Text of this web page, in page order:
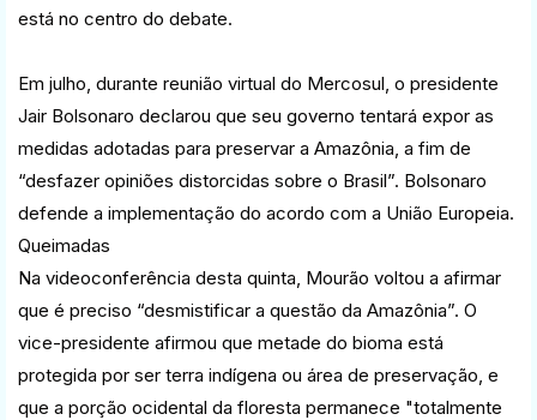
está no centro do debate.
Em julho, durante reunião virtual do Mercosul, o presidente
Jair Bolsonaro declarou que seu governo tentará expor as
medidas adotadas para preservar a Amazônia, a fim de
“desfazer opiniões distorcidas sobre o Brasil”. Bolsonaro
defende a implementação do acordo com a União Europeia.
Queimadas
Na videoconferência desta quinta, Mourão voltou a afirmar
que é preciso “desmistificar a questão da Amazônia”. O
vice-presidente afirmou que metade do bioma está
protegida por ser terra indígena ou área de preservação, e
que a porção ocidental da floresta permanece "totalmente